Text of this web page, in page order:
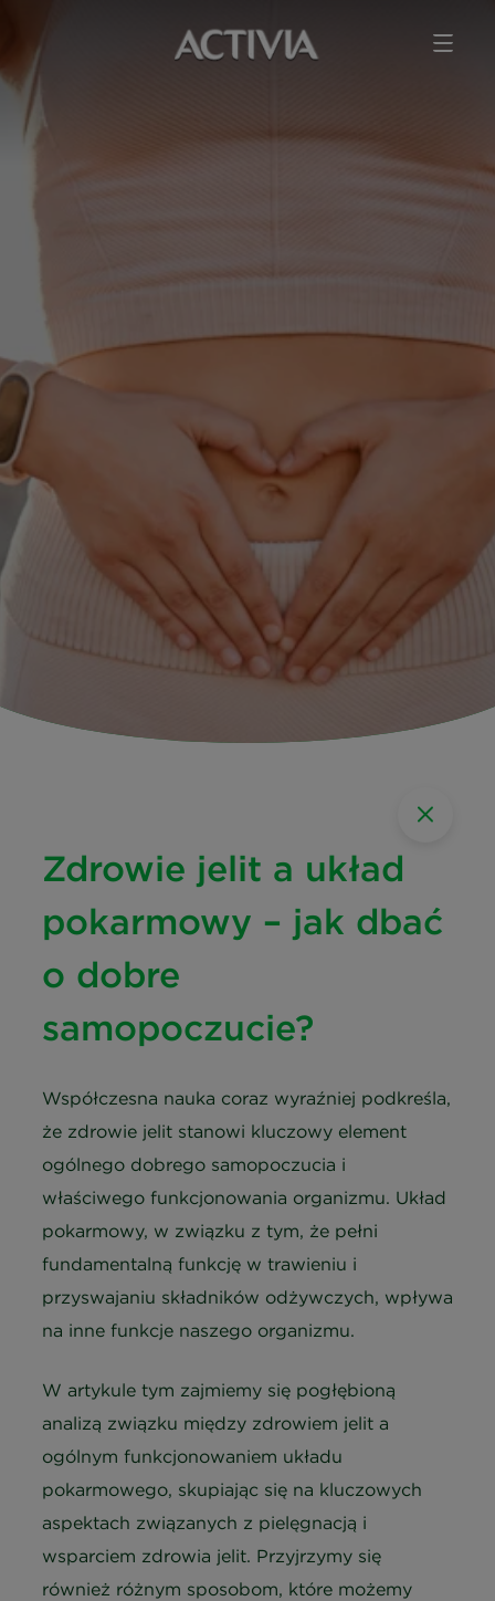
Zdrowie jelit a układ
pokarmowy – jak dbać
o dobre
samopoczucie?
Współczesna nauka coraz wyraźniej podkreśla,
że zdrowie jelit stanowi kluczowy element
ogólnego dobrego samopoczucia i
właściwego funkcjonowania organizmu. Układ
pokarmowy, w związku z tym, że pełni
fundamentalną funkcję w trawieniu i
przyswajaniu składników odżywczych, wpływa
na inne funkcje naszego organizmu.
W artykule tym zajmiemy się pogłębioną
analizą związku między zdrowiem jelit a
ogólnym funkcjonowaniem układu
pokarmowego, skupiając się na kluczowych
aspektach związanych z pielęgnacją i
wsparciem zdrowia jelit. Przyjrzymy się
również różnym sposobom, które możemy